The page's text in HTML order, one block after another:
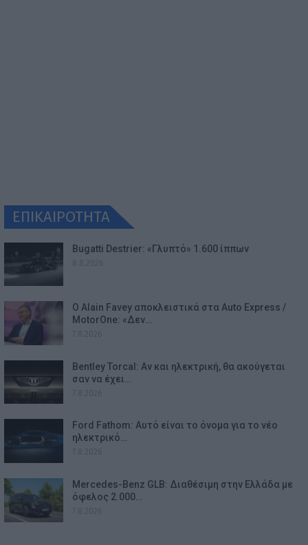
ΕΠΙΚΑΙΡΟΤΗΤΑ
Bugatti Destrier: «Γλυπτό» 1.600 ίππων
Ο Alain Favey αποκλειστικά στα Auto Express /
MotorOne: «Δεν…
Bentley Torcal: Αν και ηλεκτρική, θα ακούγεται
σαν να έχει…
Ford Fathom: Αυτό είναι το όνομα για το νέο
ηλεκτρικό…
Mercedes-Benz GLB: Διαθέσιμη στην Ελλάδα με
όφελος 2.000…